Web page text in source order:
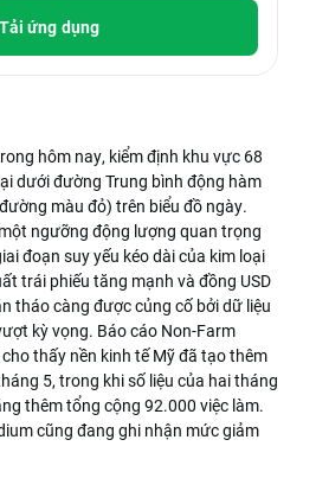
Tải ứng dụng
hôm nay, kiểm định khu vực 68
dưới đường Trung bình động hàm
màu đỏ) trên biểu đồ ngày.
ngưỡng động lượng quan trọng
đoạn suy yếu kéo dài của kim loại
trái phiếu tăng mạnh và đồng USD
tháo càng được củng cố bởi dữ liệu
kỳ vọng. Báo cáo Non-Farm
thấy nền kinh tế Mỹ đã tạo thêm
5, trong khi số liệu của hai tháng
thêm tổng cộng 92.000 việc làm.
cũng đang ghi nhận mức giảm